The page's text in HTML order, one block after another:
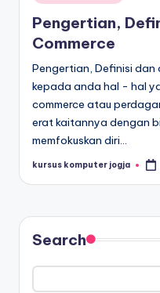
Pengertian,
Commerce
Pengertian, Definisi dan
kepada anda hal - hal
commerce atau
erat kaitannya dengan
memfokuskan diri…
kursus komputer jogja
Search